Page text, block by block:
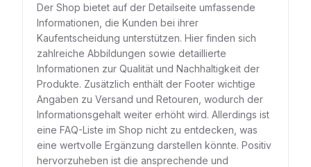
Der Shop bietet auf der Detailseite umfassende
Informationen, die Kunden bei ihrer
Kaufentscheidung unterstützen. Hier finden sich
zahlreiche Abbildungen sowie detaillierte
Informationen zur Qualität und Nachhaltigkeit der
Produkte. Zusätzlich enthält der Footer wichtige
Angaben zu Versand und Retouren, wodurch der
Informationsgehalt weiter erhöht wird. Allerdings ist
eine FAQ-Liste im Shop nicht zu entdecken, was
eine wertvolle Ergänzung darstellen könnte. Positiv
hervorzuheben ist die ansprechende und